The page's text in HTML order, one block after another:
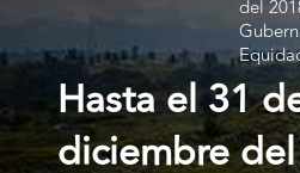
del
Hasta el 31
diciembre